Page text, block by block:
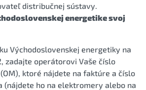
distribučnej sústavy.
energetike svoj
Východoslovenskej energetiky na
zadajte operátorovi Vaše číslo
ktoré nájdete na faktúre a číslo
(nájdete ho na elektromery alebo na